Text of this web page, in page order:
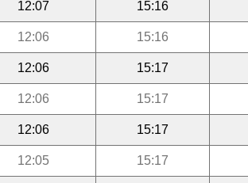
12:07 15:16
12:06 15:16
12:06 15:17
12:06 15:17
12:06 15:17
12:05 15:17